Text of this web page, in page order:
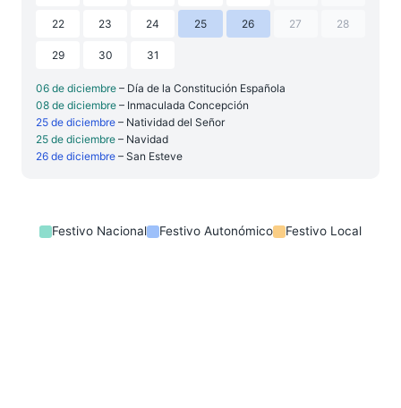
22 23 24 25 26 27 28
29 30 31
06 de diciembre – Día de la Constitución Española
08 de diciembre – Inmaculada Concepción
25 de diciembre – Natividad del Señor
25 de diciembre – Navidad
26 de diciembre – San Esteve
Festivo Nacional Festivo Autonómico Festivo Local